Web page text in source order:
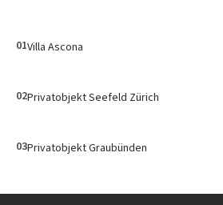
01Villa Ascona
02Privatobjekt Seefeld Zürich
03Privatobjekt Graubünden